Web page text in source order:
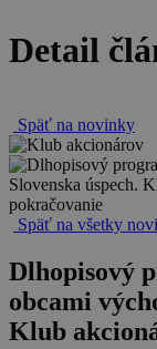
Detail
Späť na novinky
Späť na všetky
Dlhopisový
obcami
Klub